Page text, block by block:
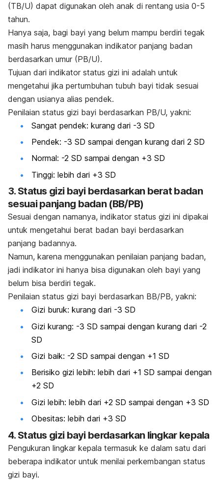
(TB/U) dapat digunakan oleh anak di rentang usia 0-5
tahun.
Hanya saja, bagi bayi yang belum mampu berdiri tegak
masih harus menggunakan indikator panjang badan
berdasarkan umur (PB/U).
Tujuan dari indikator status gizi ini adalah untuk
mengetahui jika pertumbuhan tubuh bayi tidak sesuai
dengan usianya alias pendek.
Penilaian status gizi bayi berdasarkan PB/U, yakni:
Sangat pendek: kurang dari -3 SD
Pendek: -3 SD sampai dengan kurang dari 2 SD
Normal: -2 SD sampai dengan +3 SD
Tinggi: lebih dari +3 SD
3. Status gizi bayi berdasarkan berat badan
sesuai panjang badan (BB/PB)
Sesuai dengan namanya, indikator status gizi ini dipakai
untuk mengetahui berat badan bayi berdasarkan
panjang badannya.
Namun, karena menggunakan penilaian panjang badan,
jadi indikator ini hanya bisa digunakan oleh bayi yang
belum bisa berdiri tegak.
Penilaian status gizi bayi berdasarkan BB/PB, yakni:
Gizi buruk: kurang dari -3 SD
Gizi kurang: -3 SD sampai dengan kurang dari -2
SD
Gizi baik: -2 SD sampai dengan +1 SD
Berisiko gizi lebih: lebih dari +1 SD sampai dengan
+2 SD
Gizi lebih: lebih dari +2 SD sampai dengan +3 SD
Obesitas: lebih dari +3 SD
4. Status gizi bayi berdasarkan lingkar kepala
Pengukuran lingkar kepala termasuk ke dalam satu dari
beberapa indikator untuk menilai perkembangan status
gizi bayi.